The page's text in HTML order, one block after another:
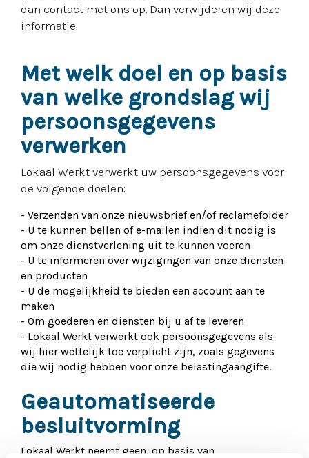
dan contact met ons op. Dan verwijderen wij deze
informatie.
Met welk doel en op basis
van welke grondslag wij
persoonsgegevens
verwerken
Lokaal Werkt verwerkt uw persoonsgegevens voor
de volgende doelen:
- Verzenden van onze nieuwsbrief en/of reclamefolder
- U te kunnen bellen of e-mailen indien dit nodig is
om onze dienstverlening uit te kunnen voeren
- U te informeren over wijzigingen van onze diensten
en producten
- U de mogelijkheid te bieden een account aan te
maken
- Om goederen en diensten bij u af te leveren
- Lokaal Werkt verwerkt ook persoonsgegevens als
wij hier wettelijk toe verplicht zijn, zoals gegevens
die wij nodig hebben voor onze belastingaangifte.
Geautomatiseerde
besluitvorming
Lokaal Werkt neemt geen, op basis van